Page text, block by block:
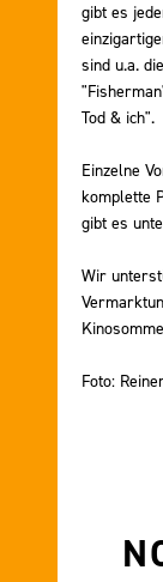
gibt es
sind u.a.
Tod & ich".
Einzelne
komplette
gibt es
Wir
Foto: